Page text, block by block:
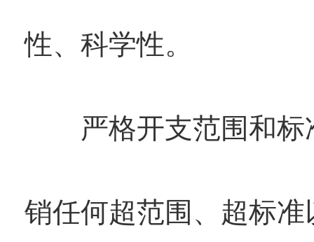
性、科学性。
严格开支范围和标
销任何超范围、超标